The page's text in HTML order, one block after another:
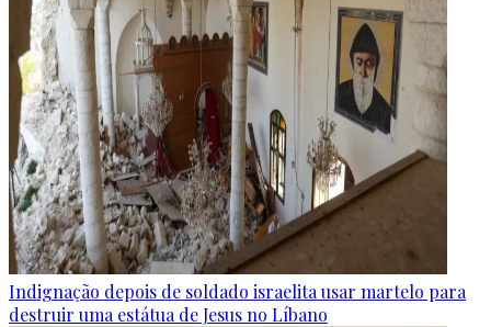
Indignação depois de soldado israelita usar martelo para
destruir uma estátua de Jesus no Líbano